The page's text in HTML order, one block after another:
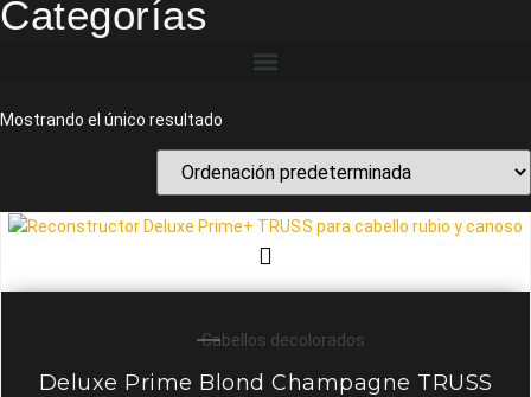
Categorías
Mostrando el único resultado
Cabellos decolorados
Deluxe Prime Blond Champagne TRUSS